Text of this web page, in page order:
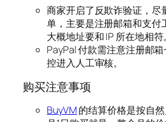
商家开启了反欺诈验证，尽
单，主要是注册邮箱和支付
大概地址要和 IP 所在地相符。
PayPal 付款需注意注册邮
控进入人工审核。
购买注意事项
BuyVM的结算价格是按自